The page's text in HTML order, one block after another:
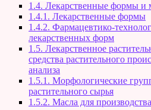
1.4. Лекарственные формы и
1.4.1. Лекарственные формы
1.4.2. Фармацевтико-
лекарственных форм
1.5. Лекарственное
средства растительного
анализа
1.5.1. Морфологические
растительного сырья
1.5.2. Масла для